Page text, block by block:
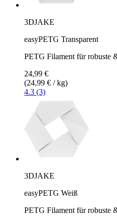
3DJAKE
easyPETG Transparent
PETG Filament für robuste
24,99 €
(24,99 € / kg)
4.3 (3)
3DJAKE
easyPETG Weiß
PETG Filament für robuste